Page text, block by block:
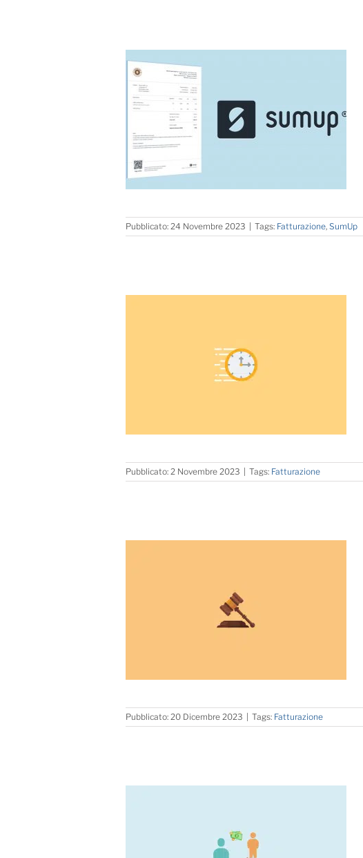
Pubblicato: 24 Novembre 2023 Tags: Fatturazione, SumUp
Pubblicato: 2 Novembre 2023 Tags: Fatturazione
Pubblicato: 20 Dicembre 2023 Tags: Fatturazione